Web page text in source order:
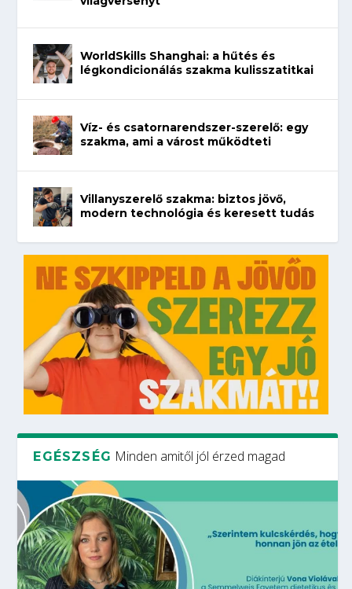
WorldSkills Shanghai: a hűtés és
légkondicionálás szakma kulisszatitkai
Víz- és csatornarendszer-szerelő: egy
szakma, ami a várost működteti
Villanyszerelő szakma: biztos jövő,
modern technológia és keresett tudás
EGÉSZSÉG Minden amitől jól érzed magad